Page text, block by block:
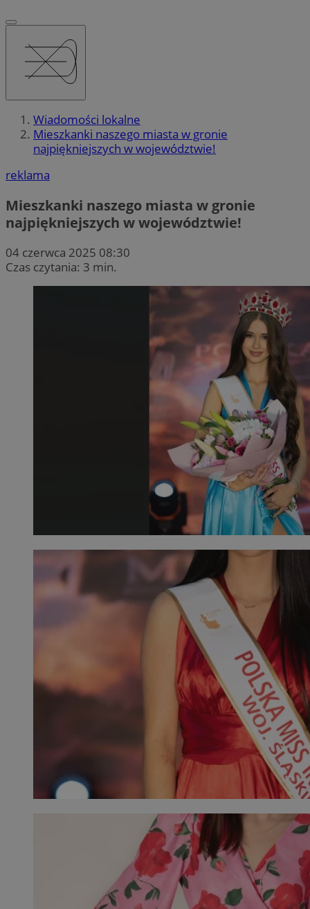
Wiadomości lokalne
Mieszkanki naszego miasta w gronie
najpiękniejszych w województwie!
reklama
Mieszkanki naszego miasta w gronie
najpiękniejszych w województwie!
04 czerwca 2025 08:30
Czas czytania: 3 min.